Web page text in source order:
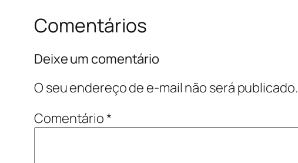
Comentários
Deixe um comentário
O seu endereço de e-mail não será publicado.
Comentário*